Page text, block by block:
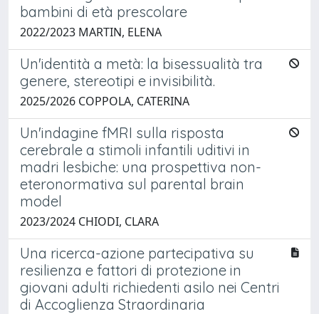
bambini di età prescolare
2022/2023 MARTIN, ELENA
Un'identità a metà: la bisessualità tra
genere, stereotipi e invisibilità.
2025/2026 COPPOLA, CATERINA
Un'indagine fMRI sulla risposta
cerebrale a stimoli infantili uditivi in
madri lesbiche: una prospettiva non-
eteronormativa sul parental brain
model
2023/2024 CHIODI, CLARA
Una ricerca-azione partecipativa su
resilienza e fattori di protezione in
giovani adulti richiedenti asilo nei Centri
di Accoglienza Straordinaria